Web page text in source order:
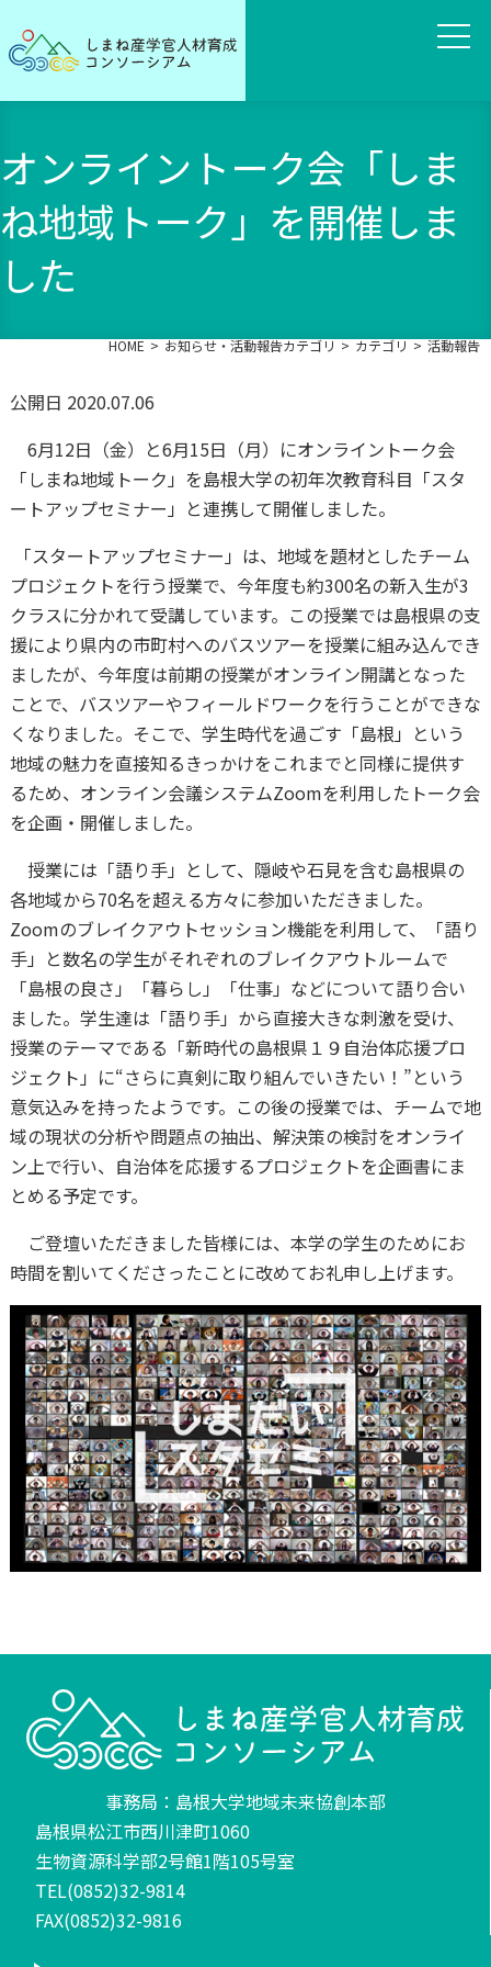
オンライントーク会「しま
ね地域トーク」を開催しま
した
HOME お知らせ・活動報告カテゴリ カテゴリ 活動報告
公開日 2020.07.06
6月12日（金）と6月15日（月）にオンライントーク会
「しまね地域トーク」を島根大学の初年次教育科目「スタ
ートアップセミナー」と連携して開催しました。
「スタートアップセミナー」は、地域を題材としたチーム
プロジェクトを行う授業で、今年度も約300名の新入生が3
クラスに分かれて受講しています。この授業では島根県の支
援により県内の市町村へのバスツアーを授業に組み込んでき
ましたが、今年度は前期の授業がオンライン開講となった
ことで、バスツアーやフィールドワークを行うことができな
くなりました。そこで、学生時代を過ごす「島根」という
地域の魅力を直接知るきっかけをこれまでと同様に提供す
るため、オンライン会議システムZoomを利用したトーク会
を企画・開催しました。
授業には「語り手」として、隠岐や石見を含む島根県の
各地域から70名を超える方々に参加いただきました。
Zoomのブレイクアウトセッション機能を利用して、「語り
手」と数名の学生がそれぞれのブレイクアウトルームで
「島根の良さ」「暮らし」「仕事」などについて語り合い
ました。学生達は「語り手」から直接大きな刺激を受け、
授業のテーマである「新時代の島根県１９自治体応援プロ
ジェクト」に“さらに真剣に取り組んでいきたい！”という
意気込みを持ったようです。この後の授業では、チームで地
域の現状の分析や問題点の抽出、解決策の検討をオンライ
ン上で行い、自治体を応援するプロジェクトを企画書にま
とめる予定です。
ご登壇いただきました皆様には、本学の学生のためにお
時間を割いてくださったことに改めてお礼申し上げます。
事務局：島根大学地域未来協創本部
島根県松江市西川津町1060
生物資源科学部2号館1階105号室
TEL(0852)32-9814
FAX(0852)32-9816